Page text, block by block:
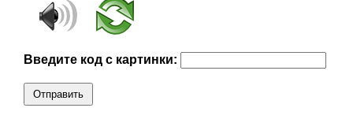
Введите код с картинки:
Отправить